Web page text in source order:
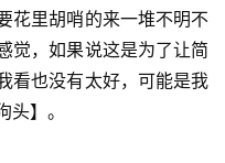
花里胡哨的来一堆不明不
觉，如果说这是为了让简
看也没有太好，可能是我
】。